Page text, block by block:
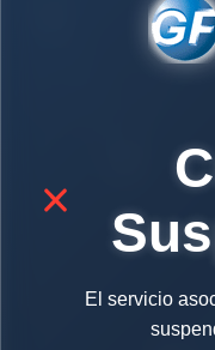
El servicio